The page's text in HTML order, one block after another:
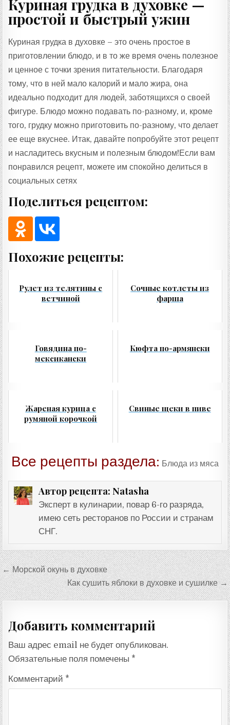
Куриная грудка в духовке —
простой и быстрый ужин
Куриная грудка в духовке – это очень простое в
приготовлении блюдо, и в то же время очень полезное
и ценное с точки зрения питательности. Благодаря
тому, что в ней мало калорий и мало жира, она
идеально подходит для людей, заботящихся о своей
фигуре. Блюдо можно подавать по-разному, и, кроме
того, грудку можно приготовить по-разному, что делает
ее еще вкуснее. Итак, давайте попробуйте этот рецепт
и насладитесь вкусным и полезным блюдом!Если вам
понравился рецепт, можете им спокойно делиться в
социальных сетях
Поделиться рецептом:
Похожие рецепты:
Рулет из телятины с
ветчиной
Сочные котлеты из
фарша
Говядина по-
мексикански
Кюфта по-армянски
Жареная курица с
румяной корочкой
Свиные щеки в пиве
Все рецепты раздела: Блюда из мяса
Автор рецепта: Natasha
Эксперт в кулинарии, повар 6-го разряда,
имею сеть ресторанов по России и странам
СНГ.
Навигация
по
записям
← Морской окунь в духовке
Как сушить яблоки в духовке и сушилке →
Добавить комментарий
Ваш адрес email не будет опубликован.
Обязательные поля помечены *
Комментарий *